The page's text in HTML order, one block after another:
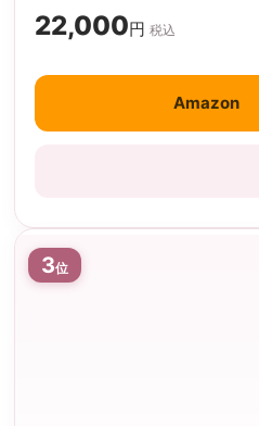
22,000円 税込
Amazon
3位